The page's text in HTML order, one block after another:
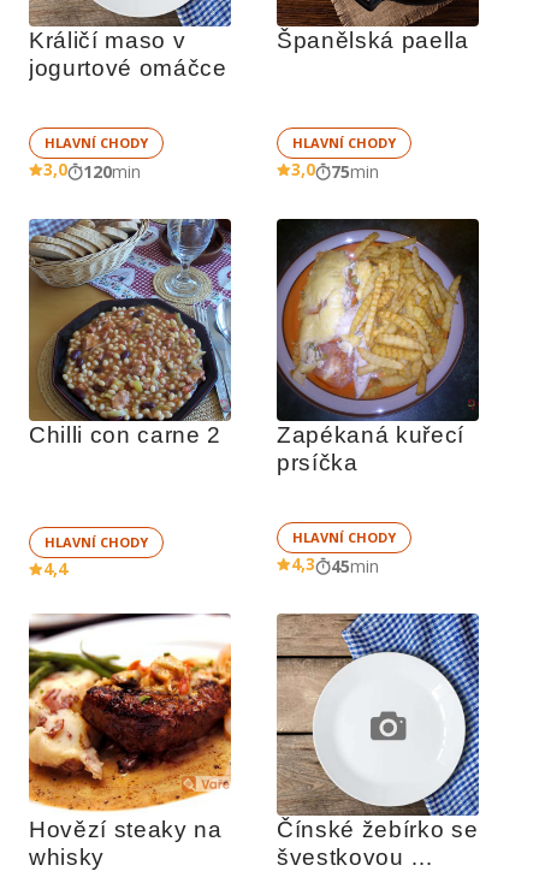
Králičí maso v
jogurtové omáčce
HLAVNÍ CHODY
3,0 120min
Španělská paella
HLAVNÍ CHODY
3,0 75min
Chilli con carne 2
HLAVNÍ CHODY
4,4
Zapékaná kuřecí
prsíčka
HLAVNÍ CHODY
4,3 45min
Hovězí steaky na
whisky
Čínské žebírko se
švestkovou